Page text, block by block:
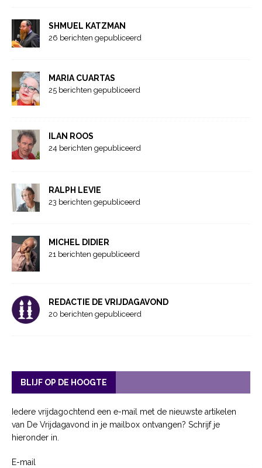
SHMUEL KATZMAN
26 berichten gepubliceerd
MARIA CUARTAS
25 berichten gepubliceerd
ILAN ROOS
24 berichten gepubliceerd
RALPH LEVIE
23 berichten gepubliceerd
MICHEL DIDIER
21 berichten gepubliceerd
REDACTIE DE VRIJDAGAVOND
20 berichten gepubliceerd
BLIJF OP DE HOOGTE
Iedere vrijdagochtend een e-mail met de nieuwste artikelen
van De Vrijdagavond in je mailbox ontvangen? Schrijf je
hieronder in.
E-mail